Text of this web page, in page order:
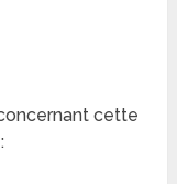
cette